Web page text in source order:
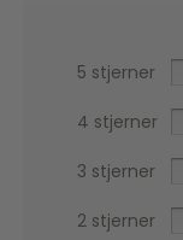
5 stjerner
4 stjerner
3 stjerner
2 stjerner